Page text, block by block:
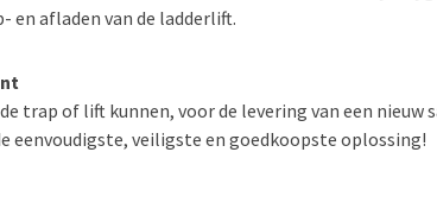
en afladen van de ladderlift.
trap of lift kunnen, voor de levering van een nieuw
eenvoudigste, veiligste en goedkoopste oplossing!